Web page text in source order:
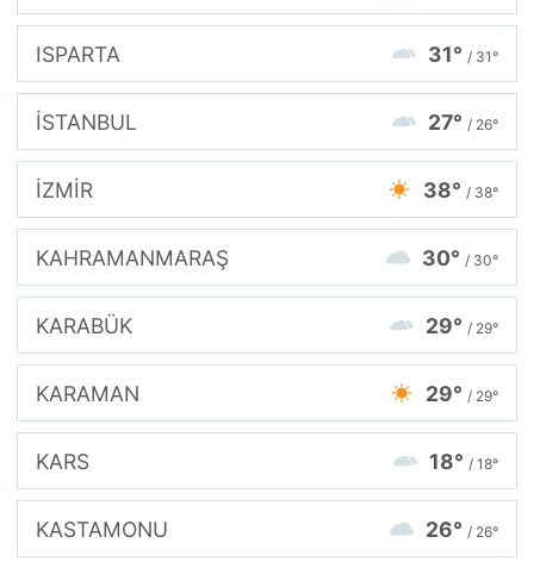
ISPARTA 31° / 31°
İSTANBUL 27° / 26°
İZMİR 38° / 38°
KAHRAMANMARAŞ 30° / 30°
KARABÜK 29° / 29°
KARAMAN 29° / 29°
KARS 18° / 18°
KASTAMONU 26° / 26°